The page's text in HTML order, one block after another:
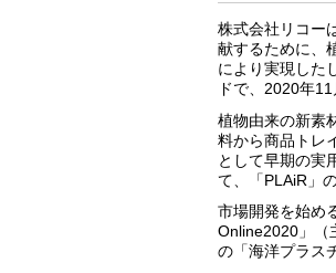
株式会社リコー
献するために、
により実現した
ドで、2020年
植物由来の新素
料から商品トレ
として早期の実
て、「PLAiR」
市場開発を始め
Online2020」（
の「海洋プラス